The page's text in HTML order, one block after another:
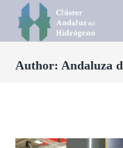
Author: Andaluza